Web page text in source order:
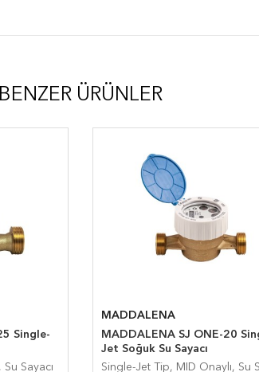
BENZER ÜRÜNLER
Single-
Sayacı
MADDALENA
MADDALENA SJ ONE-20
Jet Soğuk Su Sayacı
Single-Jet Tip, MID Onaylı, Su